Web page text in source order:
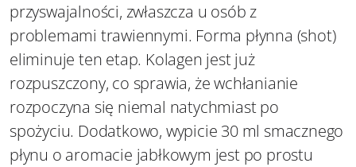
przyswajalności, zwłaszcza u osób z
problemami trawiennymi. Forma płynna (shot)
eliminuje ten etap. Kolagen jest już
rozpuszczony, co sprawia, że wchłanianie
rozpoczyna się niemal natychmiast po
spożyciu. Dodatkowo, wypicie 30 ml smacznego
płynu o aromacie jabłkowym jest po prostu